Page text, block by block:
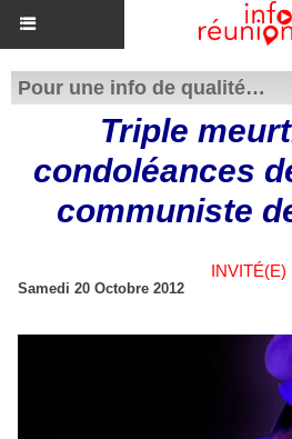
Pour une info de qualité…
Triple
condoléances
communiste
INVITÉ(E)
Samedi 20 Octobre 2012